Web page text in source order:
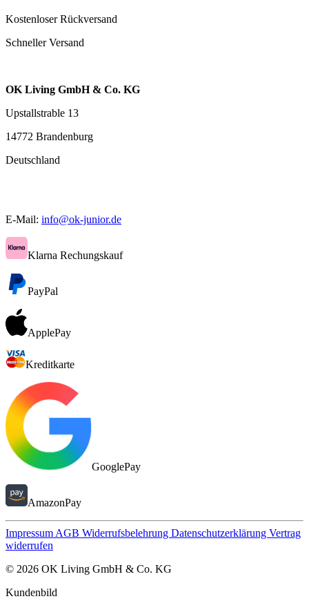
Kostenloser Rückversand
Schneller Versand
OK Living GmbH & Co. KG
Upstallstrable 13
14772 Brandenburg
Deutschland
E-Mail: info@ok-junior.de
Klarna Rechungskauf
PayPal
ApplePay
Kreditkarte
GooglePay
AmazonPay
ImpressumAGB Widerrufsbelehrung Datenschutzerklärung Vertrag
widerrufen
© 2026 OK Living GmbH & Co. KG
Kundenbild